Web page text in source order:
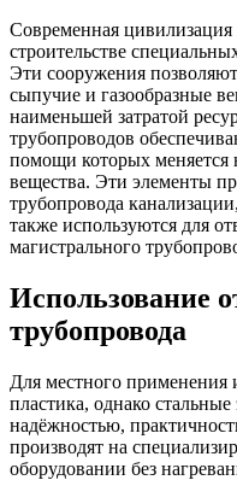
Современная
строительстве
Эти сооружения
сыпучие и газообразные
наименьшей затратой
трубопроводов
помощи которых меняется
вещества. Эти элементы
трубопровода
также используются для
магистрального
Использование
трубопровода
Для местного применения
пластика, однако
надёжностью,
производят на
оборудовании без